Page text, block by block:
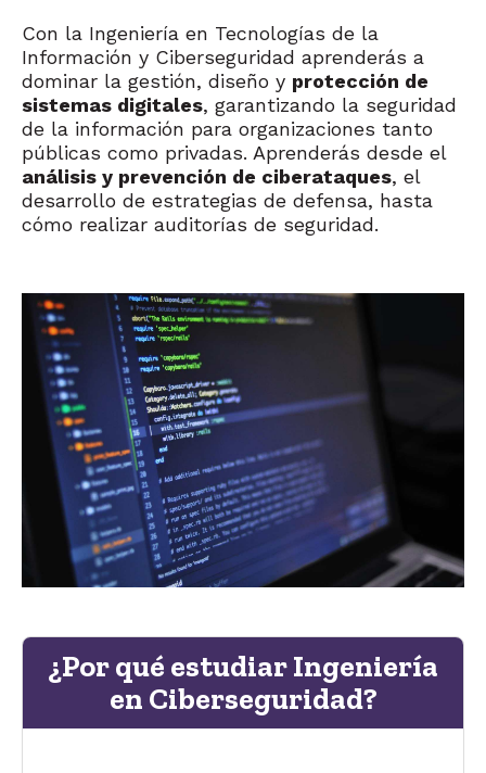
Con la Ingeniería en Tecnologías de la
Información y Ciberseguridad aprenderás a
dominar la gestión, diseño y protección de
sistemas digitales, garantizando la seguridad
de la información para organizaciones tanto
públicas como privadas. Aprenderás desde el
análisis y prevención de ciberataques, el
desarrollo de estrategias de defensa, hasta
cómo realizar auditorías de seguridad.
¿Por qué estudiar Ingeniería
en Ciberseguridad?